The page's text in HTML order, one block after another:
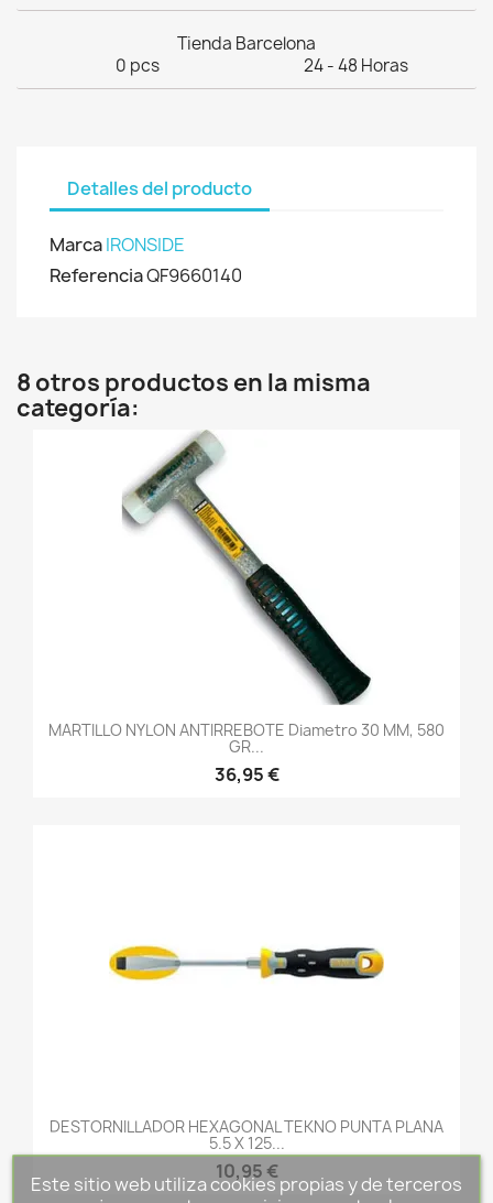
Tienda Barcelona
0 pcs
24 - 48 Horas
Detalles del producto
MarcaIRONSIDE
ReferenciaQF9660140
8 otros productos en la misma
categoría:
MARTILLO NYLON ANTIRREBOTE Diametro 30 MM, 580
GR...
36,95 €
DESTORNILLADOR HEXAGONAL TEKNO PUNTA PLANA
5.5 X 125...
10,95 €
Este sitio web utiliza cookies propias y de terceros